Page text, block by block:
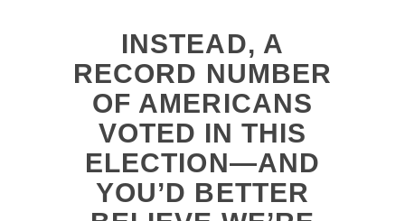
INSTEAD, A
RECORD NUMBER
OF AMERICANS
VOTED IN THIS
ELECTION—AND
YOU’D BETTER